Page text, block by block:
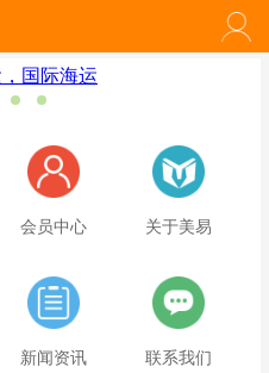
会员中心 关于美易
新闻资讯 联系我们